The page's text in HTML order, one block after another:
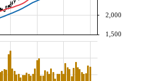
1,500
2,000